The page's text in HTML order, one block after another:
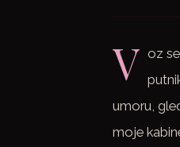
V oz
umoru,
moje